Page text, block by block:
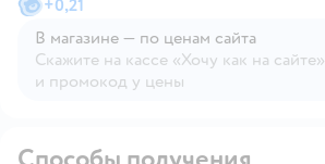
+0,21
В магазине — по ценам сайта
Скажите на кассе «Хочу как на сайте»
и промокод у цены